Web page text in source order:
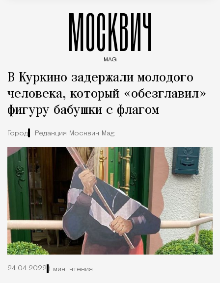
МОСКВИЧ
MAG
В Куркино задержали молодого
человека, который «обезглавил»
фигуру бабушки с флагом
Город Редакция Москвич Mag
24.04.2022 1 мин. чтения